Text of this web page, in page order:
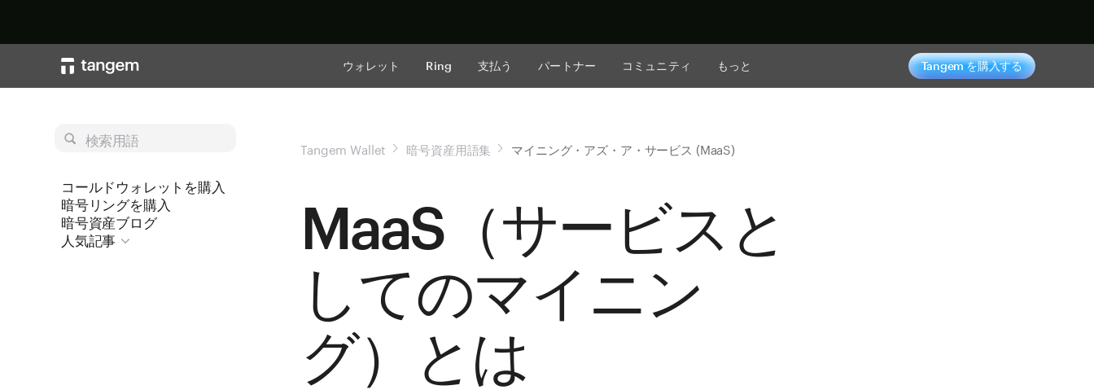
ウォレット Ring 支払う パートナー コミュニティ もっと Tangem を購入する
検索用語
コールドウォレットを購入
暗号リングを購入
暗号資産ブログ
人気記事
Tangem Wallet 暗号資産用語集 マイニング・アズ・ア・サービス (MaaS)
MaaS（サービスと
してのマイニン
グ）とは